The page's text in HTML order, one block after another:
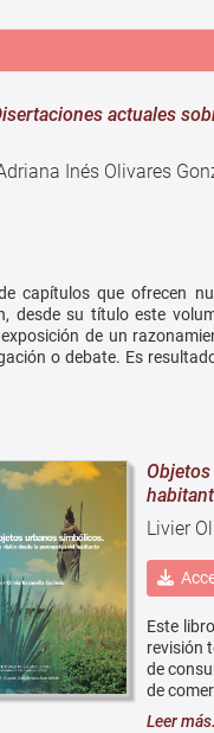
actuales
Inés Olivares
capítulos que ofrecen
desde su título este
de un
o debate. Es
Livier
Este
revisión
de
de
Leer